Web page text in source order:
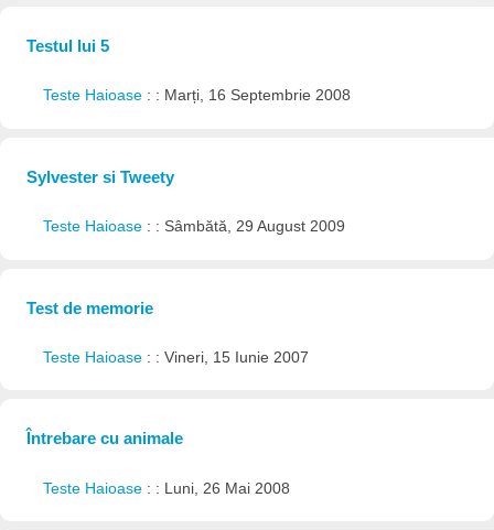
Testul lui 5
Teste Haioase : : Marți, 16 Septembrie 2008
Sylvester si Tweety
Teste Haioase : : Sâmbătă, 29 August 2009
Test de memorie
Teste Haioase : : Vineri, 15 Iunie 2007
Întrebare cu animale
Teste Haioase : : Luni, 26 Mai 2008